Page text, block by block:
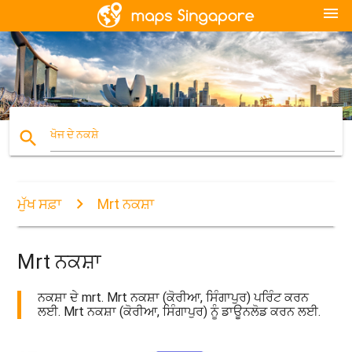
menu
search ਖੋਜ ਦੇ ਨਕਸ਼ੇ
ਮੁੱਖ ਸਫ਼ਾ Mrt ਨਕਸ਼ਾ
Mrt ਨਕਸ਼ਾ
ਨਕਸ਼ਾ ਦੇ mrt. Mrt ਨਕਸ਼ਾ (ਕੋਰੀਆ, ਸਿੰਗਾਪੁਰ) ਪਰਿੰਟ ਕਰਨ
ਲਈ. Mrt ਨਕਸ਼ਾ (ਕੋਰੀਆ, ਸਿੰਗਾਪੁਰ) ਨੂੰ ਡਾਊਨਲੋਡ ਕਰਨ ਲਈ.